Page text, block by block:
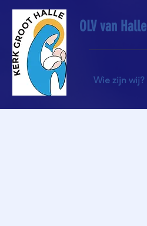
OLV van Halle
Wie zijn wij?